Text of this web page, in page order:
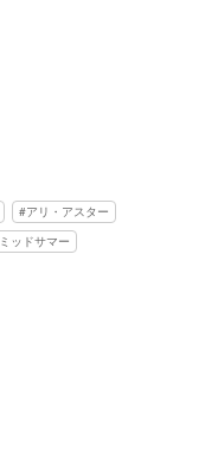
アリ・アスター
ミッドサマー